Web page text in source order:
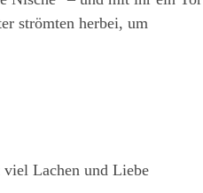
strömten herbei, um
viel Lachen und Liebe